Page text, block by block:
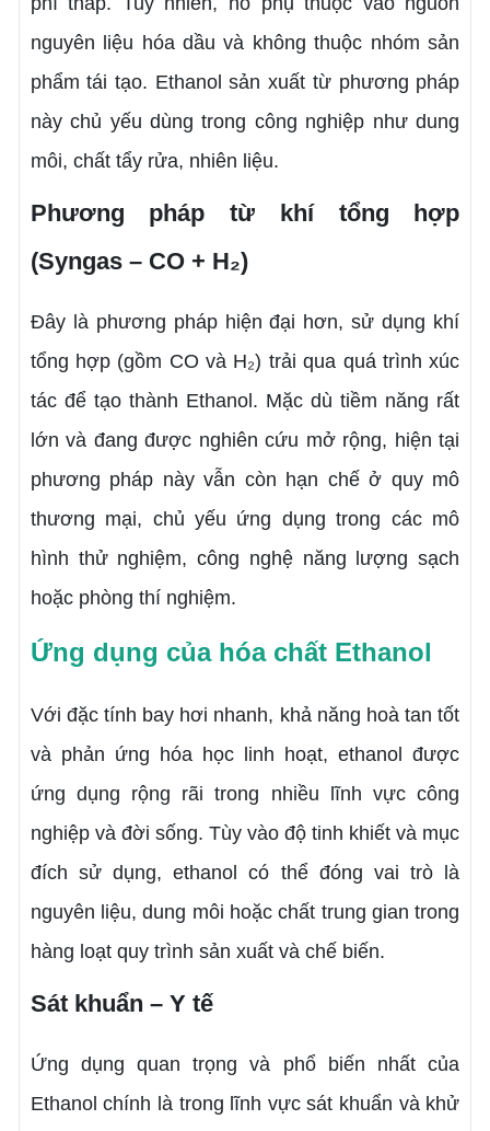
nguyên liệu hóa dầu và không thuộc nhóm sản
phẩm tái tạo. Ethanol sản xuất từ phương pháp
này chủ yếu dùng trong công nghiệp như dung
môi, chất tẩy rửa, nhiên liệu.
Phương pháp từ khí tổng hợp
(Syngas – CO + H₂)
Đây là phương pháp hiện đại hơn, sử dụng khí
tổng hợp (gồm CO và H₂) trải qua quá trình xúc
tác để tạo thành Ethanol. Mặc dù tiềm năng rất
lớn và đang được nghiên cứu mở rộng, hiện tại
phương pháp này vẫn còn hạn chế ở quy mô
thương mại, chủ yếu ứng dụng trong các mô
hình thử nghiệm, công nghệ năng lượng sạch
hoặc phòng thí nghiệm.
Ứng dụng của hóa chất Ethanol
Với đặc tính bay hơi nhanh, khả năng hoà tan tốt
và phản ứng hóa học linh hoạt, ethanol được
ứng dụng rộng rãi trong nhiều lĩnh vực công
nghiệp và đời sống. Tùy vào độ tinh khiết và mục
đích sử dụng, ethanol có thể đóng vai trò là
nguyên liệu, dung môi hoặc chất trung gian trong
hàng loạt quy trình sản xuất và chế biến.
Sát khuẩn – Y tế
Ứng dụng quan trọng và phổ biến nhất của
Ethanol chính là trong lĩnh vực sát khuẩn và khử